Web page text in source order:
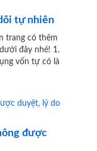
tự nhiên
trang có thêm
đây nhé! 1.
vốn tự có là
được